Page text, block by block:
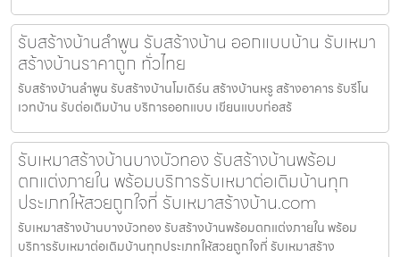
รับสร้างบ้านลำพูน รับสร้างบ้าน ออกแบบบ้าน รับเหมา
สร้างบ้านราคาถูก ทั่วไทย
รับสร้างบ้านลำพูน รับสร้างบ้านโมเดิร์น สร้างบ้านหรู สร้างอาคาร รับรีโน
เวทบ้าน รับต่อเติมบ้าน บริการออกแบบ เขียนแบบก่อสร้
รับเหมาสร้างบ้านบางบัวทอง รับสร้างบ้านพร้อม
ตกแต่งภายใน พร้อมบริการรับเหมาต่อเติมบ้านทุก
ประเภทให้สวยถูกใจที่ รับเหมาสร้างบ้าน.com
รับเหมาสร้างบ้านบางบัวทอง รับสร้างบ้านพร้อมตกแต่งภายใน พร้อม
บริการรับเหมาต่อเติมบ้านทุกประเภทให้สวยถูกใจที่ รับเหมาสร้าง